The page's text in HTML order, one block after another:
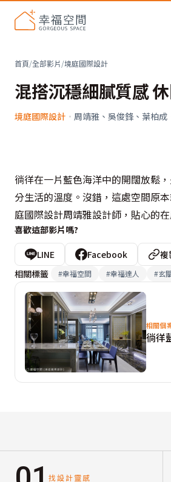
首頁/全部影片/境庭國際設計
混搭沉穩細膩質感
境庭國際設計 · 周靖雅、吳俊鋒、葉柏成
徜徉在一片藍色海洋中的開闊放鬆
分生活的溫度。沒錯，這處空間原
庭國際設計周靖雅設計師，貼心的
喜歡這部影片嗎?
LINE Facebook 複
相關標籤
#幸福空間 #幸福達人 #玄
相關個
徜徉
找設計靈感